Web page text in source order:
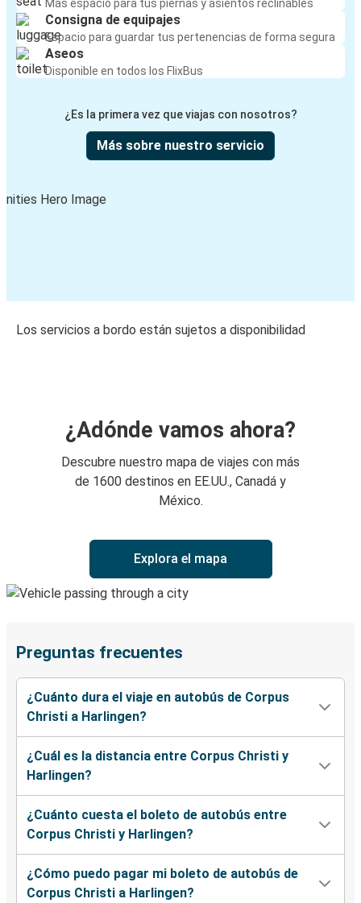
Más espacio para tus piernas y asientos reclinables
Consigna de equipajes
Espacio para guardar tus pertenencias de forma segura
Aseos
Disponible en todos los FlixBus
¿Es la primera vez que viajas con nosotros?
Más sobre nuestro servicio
Los servicios a bordo están sujetos a disponibilidad
¿Adónde vamos ahora?
Descubre nuestro mapa de viajes con más
de 1600 destinos en EE.UU., Canadá y
México.
Explora el mapa
Preguntas frecuentes
¿Cuánto dura el viaje en autobús de Corpus
Christi a Harlingen?
¿Cuál es la distancia entre Corpus Christi y
Harlingen?
¿Cuánto cuesta el boleto de autobús entre
Corpus Christi y Harlingen?
¿Cómo puedo pagar mi boleto de autobús de
Corpus Christi a Harlingen?